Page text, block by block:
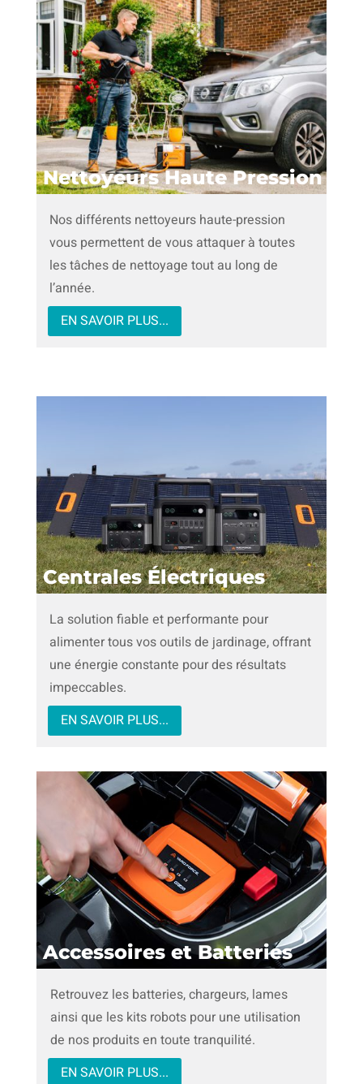
Nettoyeurs Haute Pression
Nos différents nettoyeurs haute-pression
vous permettent de vous attaquer à toutes
les tâches de nettoyage tout au long de
l’année.
EN SAVOIR PLUS...
Centrales Électriques
La solution fiable et performante pour
alimenter tous vos outils de jardinage, offrant
une énergie constante pour des résultats
impeccables.
EN SAVOIR PLUS...
Accessoires et Batteries
Retrouvez les batteries, chargeurs, lames
ainsi que les kits robots pour une utilisation
de nos produits en toute tranquilité.
EN SAVOIR PLUS...